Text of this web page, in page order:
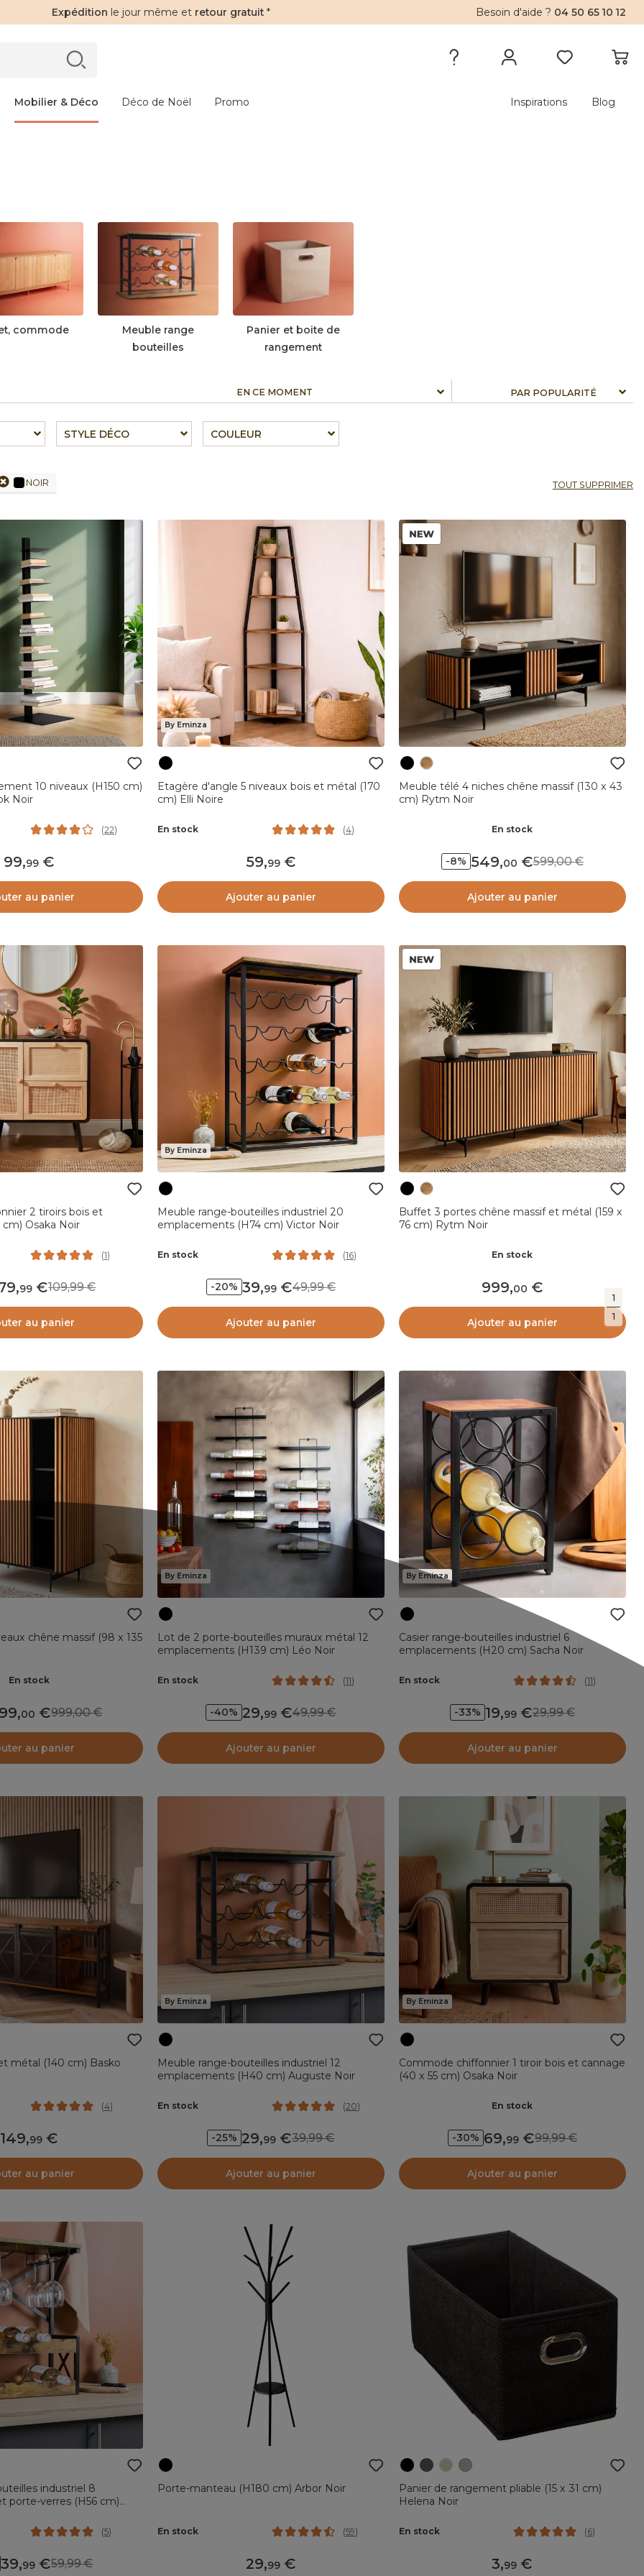
Expédition le jour même et retour gratuit * Besoin d'aide ? 04 50 65 10 12
Mobilier & Déco Déco de Noël Promo Inspirations Blog
commode
Meuble range
bouteilles
Panier et boite de
rangement
EN CE MOMENT
STYLE DÉCO COULEUR
NOIR TOUT SUPPRIMER
1
1
10 niveaux (H150 cm)
Noir
(22)
99,99
au panier
By Eminza
Etagère d'angle 5 niveaux bois et métal (170
cm) Elli Noire
En stock (4)
59,99
Ajouter au panier
Meuble télé 4 niches chêne massif (130 x 43
cm) Rytm Noir
En stock
-8% 549,00 599,00
Ajouter au panier
2 tiroirs bois et
Osaka Noir
(1)
,99 109,99
au panier
By Eminza
Meuble range-bouteilles industriel 20
emplacements (H74 cm) Victor Noir
En stock (16)
-20% 39,99 49,99
Ajouter au panier
Buffet 3 portes chêne massif et métal (159 x
76 cm) Rytm Noir
En stock
999,00
Ajouter au panier
chêne massif (98 x 135
En stock
,00 999,00
au panier
By Eminza
Lot de 2 porte-bouteilles muraux métal 12
emplacements (H139 cm) Léo Noir
En stock (11)
-40% 29,99 49,99
Ajouter au panier
By Eminza
Casier range-bouteilles industriel 6
emplacements (H20 cm) Sacha Noir
En stock (11)
-33% 19,99 29,99
Ajouter au panier
métal (140 cm) Basko
(4)
149,99
au panier
By Eminza
Meuble range-bouteilles industriel 12
emplacements (H40 cm) Auguste Noir
En stock (20)
-25% 29,99 39,99
Ajouter au panier
By Eminza
Commode chiffonnier 1 tiroir bois et cannage
(40 x 55 cm) Osaka Noir
En stock
-30% 69,99 99,99
Ajouter au panier
industriel 8
porte-verres (H56 cm)
(5)
39,99 59,99
Porte-manteau (H180 cm) Arbor Noir
En stock (59)
29,99
Panier de rangement pliable (15 x 31 cm)
Helena Noir
En stock (6)
3,99